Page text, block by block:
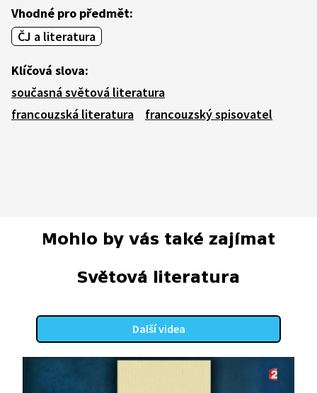
Vhodné pro předmět:
ČJ a literatura
Klíčová slova:
současná světová literatura
francouzská literatura
francouzský spisovatel
Mohlo by vás také zajímat
Světová literatura
Další videa